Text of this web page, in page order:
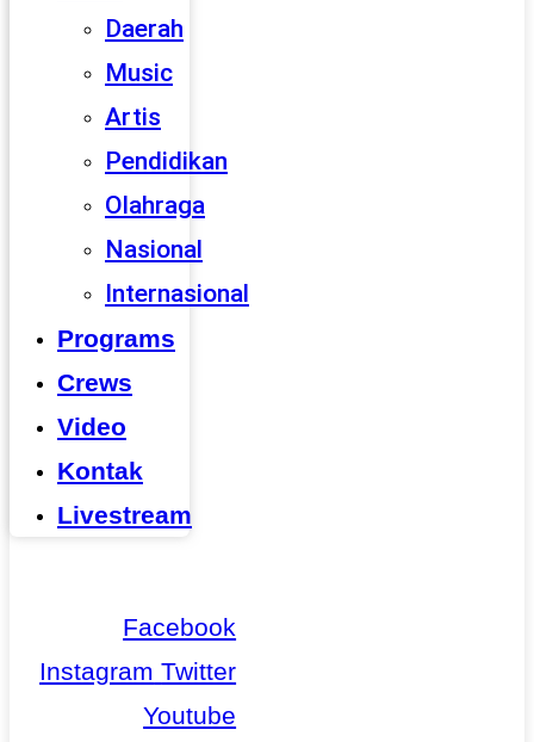
Daerah
Music
Artis
Pendidikan
Olahraga
Nasional
Internasional
Programs
Crews
Video
Kontak
Livestream
Facebook
Instagram Twitter
Youtube